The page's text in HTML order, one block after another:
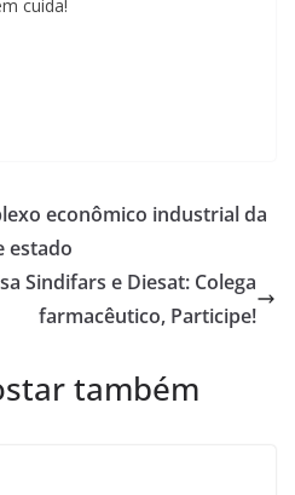
cuida!
econômico industrial da
estado
Sindifars e Diesat: Colega
farmacêutico, Participe!
também